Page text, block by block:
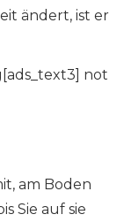
ändert, ist er
not
am Boden
Sie auf sie